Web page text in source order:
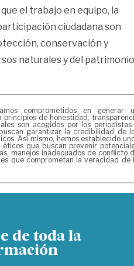
el trabajo en equipo, la
ciudadana son
conservación y
naturales y del patrimonio
comprometidos en generar
de honestidad,
son acogidos por los periodistas
garantizar la credibilidad de
Así mismo, hemos establecido
que buscan prevenir
manejos inadecuados de conflicto
que comprometan la veracidad de
de toda la